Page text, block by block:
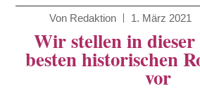
Von Redaktion 1. März 2021
Wir stellen in
besten historischen
vor